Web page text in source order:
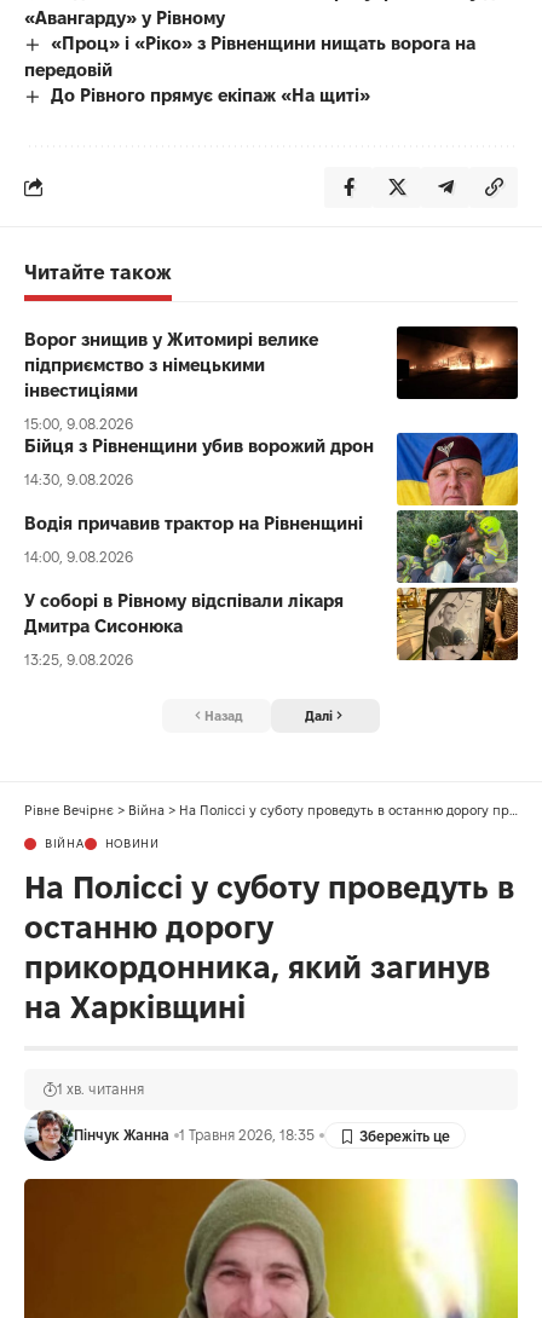
«Авангарду» у Рівному
«Проц» і «Ріко» з Рівненщини нищать ворога на
передовій
До Рівного прямує екіпаж «На щиті»
Читайте також
Ворог знищив у Житомирі велике
підприємство з німецькими
інвестиціями
15:00, 9.08.2026
Бійця з Рівненщини убив ворожий дрон
14:30, 9.08.2026
Водія причавив трактор на Рівненщині
14:00, 9.08.2026
У соборі в Рівному відспівали лікаря
Дмитра Сисонюка
13:25, 9.08.2026
Назад Далі
Рівне Вечірнє > Війна > На Поліссі у суботу проведуть в останню дорогу прикордонника, який загинув на Харківщині
ВІЙНА НОВИНИ
На Поліссі у суботу проведуть в
останню дорогу
прикордонника, який загинув
на Харківщині
Пінчук Жанна 1 Травня 2026, 18:35
1 хв. читання